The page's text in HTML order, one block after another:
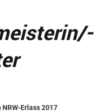
Erlass 2017